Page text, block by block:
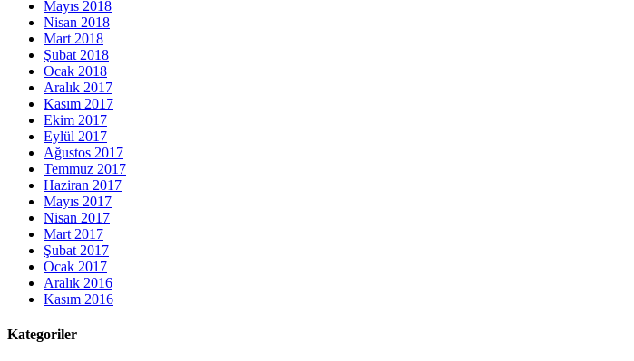
Mayıs 2018
Nisan 2018
Mart 2018
Şubat 2018
Ocak 2018
Aralık 2017
Kasım 2017
Ekim 2017
Eylül 2017
Ağustos 2017
Temmuz 2017
Haziran 2017
Mayıs 2017
Nisan 2017
Mart 2017
Şubat 2017
Ocak 2017
Aralık 2016
Kasım 2016
Kategoriler